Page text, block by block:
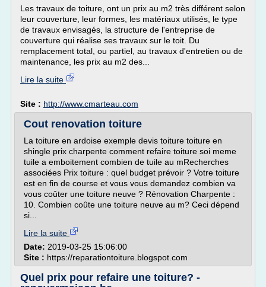
Les travaux de toiture, ont un prix au m2 très différent selon
leur couverture, leur formes, les matériaux utilisés, le type
de travaux envisagés, la structure de l'entreprise de
couverture qui réalise ses travaux sur le toit. Du
remplacement total, ou partiel, au travaux d'entretien ou de
maintenance, les prix au m2 des...
Lire la suite
Site : http://www.cmarteau.com
Cout renovation toiture
La toiture en ardoise exemple devis toiture toiture en
shingle prix charpente comment refaire toiture soi meme
tuile a emboitement combien de tuile au mRecherches
associées Prix toiture : quel budget prévoir ? Votre toiture
est en fin de course et vous vous demandez combien va
vous coûter une toiture neuve ? Rénovation Charpente :
10. Combien coûte une toiture neuve au m? Ceci dépend
si...
Lire la suite
Date: 2019-03-25 15:06:00
Site : https://reparationtoiture.blogspot.com
Quel prix pour refaire une toiture? -